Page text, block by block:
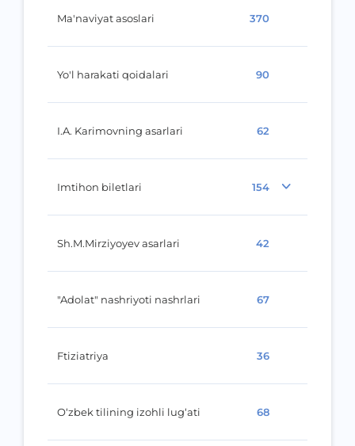
Ma'naviyat asoslari 370
Yo'l harakati qoidalari 90
I.A. Karimovning asarlari 62
Imtihon biletlari 154
Sh.M.Mirziyoyev asarlari 42
"Adolat" nashriyoti nashrlari 67
Ftiziatriya 36
O‘zbek tilining izohli lug‘ati 68